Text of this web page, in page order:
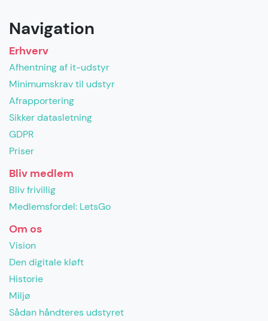
Navigation
Erhverv
Afhentning af it-udstyr
Minimumskrav til udstyr
Afrapportering
Sikker datasletning
GDPR
Priser
Bliv medlem
Bliv frivillig
Medlemsfordel: LetsGo
Om os
Vision
Den digitale kløft
Historie
Miljø
Sådan håndteres udstyret